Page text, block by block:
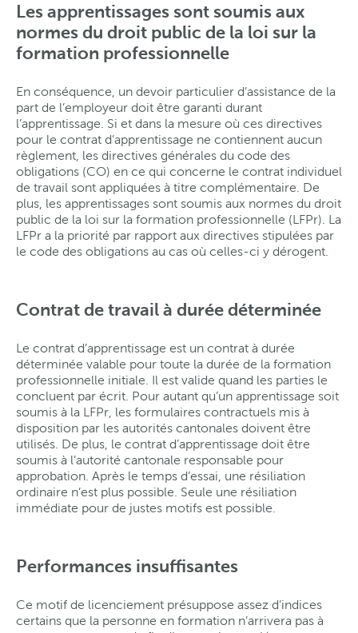
Les apprentissages sont soumis aux
normes du droit public de la loi sur la
formation professionnelle
En conséquence, un devoir particulier d’assistance de la
part de l’employeur doit être garanti durant
l’apprentissage. Si et dans la mesure où ces directives
pour le contrat d’apprentissage ne contiennent aucun
règlement, les directives générales du code des
obligations (CO) en ce qui concerne le contrat individuel
de travail sont appliquées à titre complémentaire. De
plus, les apprentissages sont soumis aux normes du droit
public de la loi sur la formation professionnelle (LFPr). La
LFPr a la priorité par rapport aux directives stipulées par
le code des obligations au cas où celles-ci y dérogent.
Contrat de travail à durée déterminée
Le contrat d’apprentissage est un contrat à durée
déterminée valable pour toute la durée de la formation
professionnelle initiale. Il est valide quand les parties le
concluent par écrit. Pour autant qu’un apprentissage soit
soumis à la LFPr, les formulaires contractuels mis à
disposition par les autorités cantonales doivent être
utilisés. De plus, le contrat d’apprentissage doit être
soumis à l’autorité cantonale responsable pour
approbation. Après le temps d’essai, une résiliation
ordinaire n’est plus possible. Seule une résiliation
immédiate pour de justes motifs est possible.
Performances insuffisantes
Ce motif de licenciement présuppose assez d’indices
certains que la personne en formation n’arrivera pas à